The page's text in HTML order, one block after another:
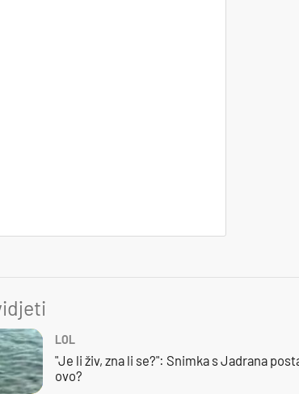
LOL
"Je li živ, zna li se?": Snimka s Jadrana
ovo?